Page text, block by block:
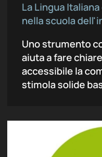
La Lingua
nella scuola
Uno strumento
aiuta a fare
accessibile la
stimola solide